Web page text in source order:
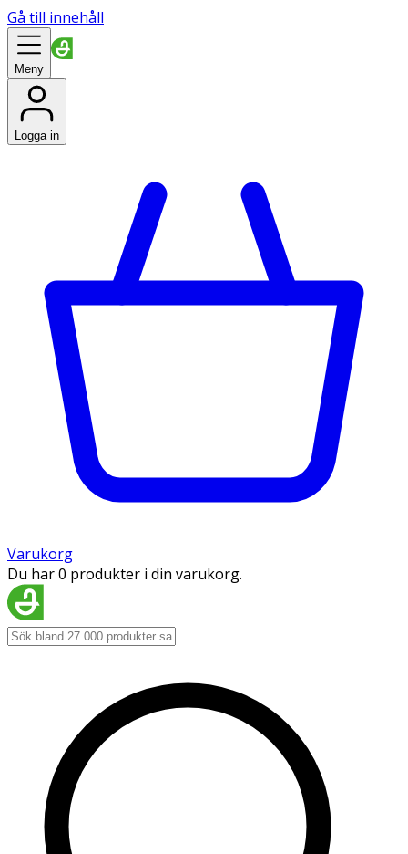
Gå till innehåll
Meny
Logga in
Varukorg
Du har 0 produkter i din varukorg.